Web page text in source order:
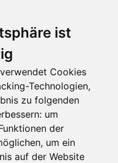
ist
Cookies
Technologien,
zu folgenden
um
der
, um ein
auf der Website